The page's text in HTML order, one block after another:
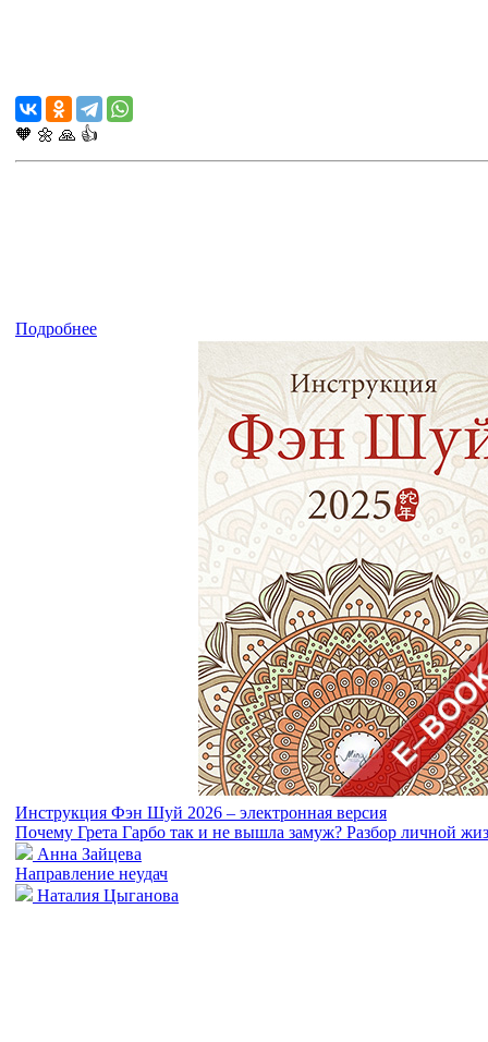
🧡 🌼 🙏 👍
Подробнее
Инструкция Фэн Шуй 2026 – электронная версия
Почему Грета Гарбо так и не вышла замуж? Разбор личной
Анна Зайцева
Направление неудач
Наталия Цыганова